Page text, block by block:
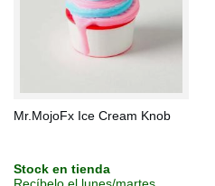
Mr.MojoFx Ice Cream Knob
Stock en tienda